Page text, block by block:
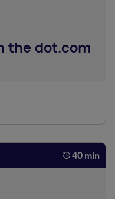
the dot.com
40 min